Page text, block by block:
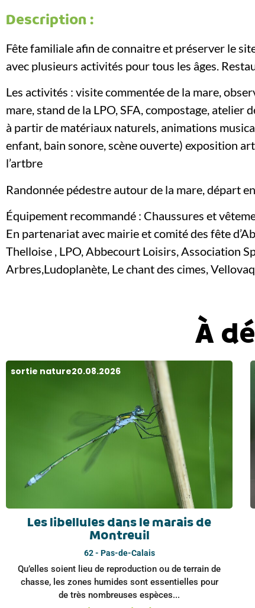
Description :
Fête familiale afin de connaitre et préserver le
avec plusieurs activités pour tous les âges.
Les activités : visite commentée de la mare,
mare, stand de la LPO, SFA, compostage,
à partir de matériaux naturels, animations
enfant, bain sonore, scène ouverte) exposition
l’artbre
Randonnée pédestre autour de la mare, départ
Équipement recommandé : Chaussures et
En partenariat avec mairie et comité des fête
Thelloise , LPO, Abbecourt Loisirs, Association
Arbres,Ludoplanète, Le chant des cimes,
À
sortie nature20.08.2026
Les libellules dans le marais de
Montreuil
62 - Pas-de-Calais
Qu’elles soient lieu de reproduction ou de terrain de
chasse, les zones humides sont essentielles pour
de très nombreuses espèces...